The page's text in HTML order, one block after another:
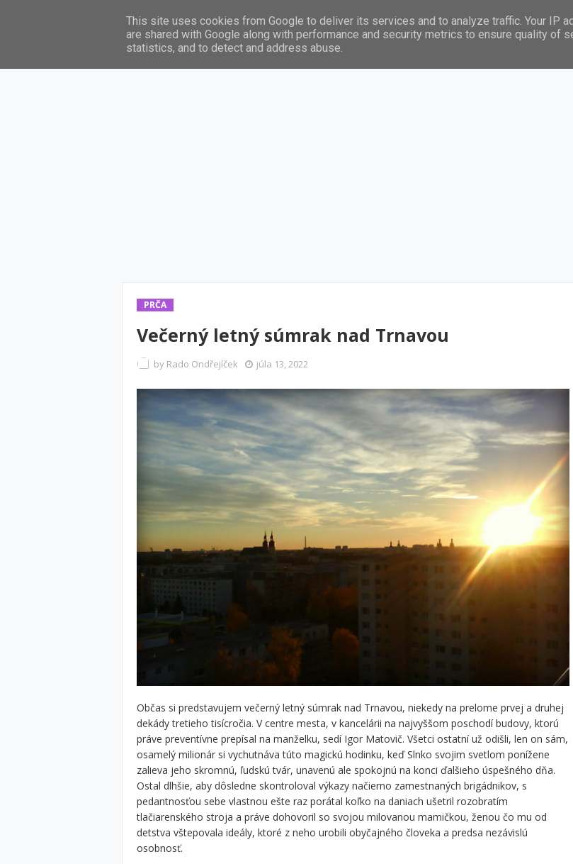
Domov Autori a autorky
PRČA
Večerný letný súmrak nad Trnavou
by Rado Ondřejíček júla 13, 2022
Občas si predstavujem večerný letný súmrak nad Trnavou, niekedy na prelome prvej a druhej
dekády tretieho tisícročia. V centre mesta, v kancelárii na najvyššom poschodí budovy, ktorú
práve preventívne prepísal na manželku, sedí Igor Matovič. Všetci ostatní už odišli, len on sám,
osamelý milionár si vychutnáva túto magickú hodinku, keď Slnko svojim svetlom ponížene
zalieva jeho skromnú, ľudskú tvár, unavenú ale spokojnú na konci ďalšieho úspešného dňa.
Ostal dlhšie, aby dôsledne skontroloval výkazy načierno zamestnaných brigádnikov, s
pedantnosťou sebe vlastnou ešte raz porátal koľko na daniach ušetril rozobratím
tlačiarenského stroja a práve dohovoril so svojou milovanou mamičkou, ženou čo mu od
detstva vštepovala ideály, ktoré z neho urobili obyčajného človeka a predsa nezávislú
osobnosť.
This site uses cookies from Google to deliver its services and to analyze traffic. Your IP
are shared with Google along with performance and security metrics to ensure quality of
statistics, and to detect and address abuse.